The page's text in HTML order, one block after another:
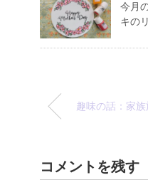
今月
キの
趣味の話：家族
コメントを残す